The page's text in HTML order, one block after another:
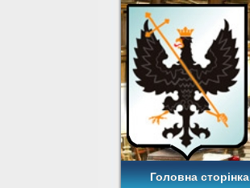
Головна сторінка